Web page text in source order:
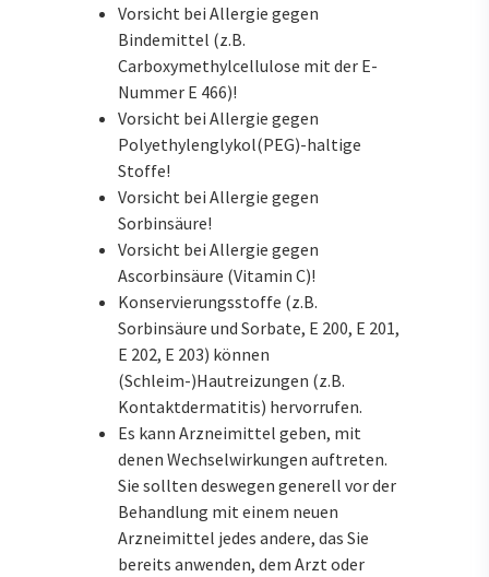
Vorsicht bei Allergie gegen
Bindemittel (z.B.
Carboxymethylcellulose mit der E-
Nummer E 466)!
Vorsicht bei Allergie gegen
Polyethylenglykol(PEG)-haltige
Stoffe!
Vorsicht bei Allergie gegen
Sorbinsäure!
Vorsicht bei Allergie gegen
Ascorbinsäure (Vitamin C)!
Konservierungsstoffe (z.B.
Sorbinsäure und Sorbate, E 200, E 201,
E 202, E 203) können
(Schleim-)Hautreizungen (z.B.
Kontaktdermatitis) hervorrufen.
Es kann Arzneimittel geben, mit
denen Wechselwirkungen auftreten.
Sie sollten deswegen generell vor der
Behandlung mit einem neuen
Arzneimittel jedes andere, das Sie
bereits anwenden, dem Arzt oder